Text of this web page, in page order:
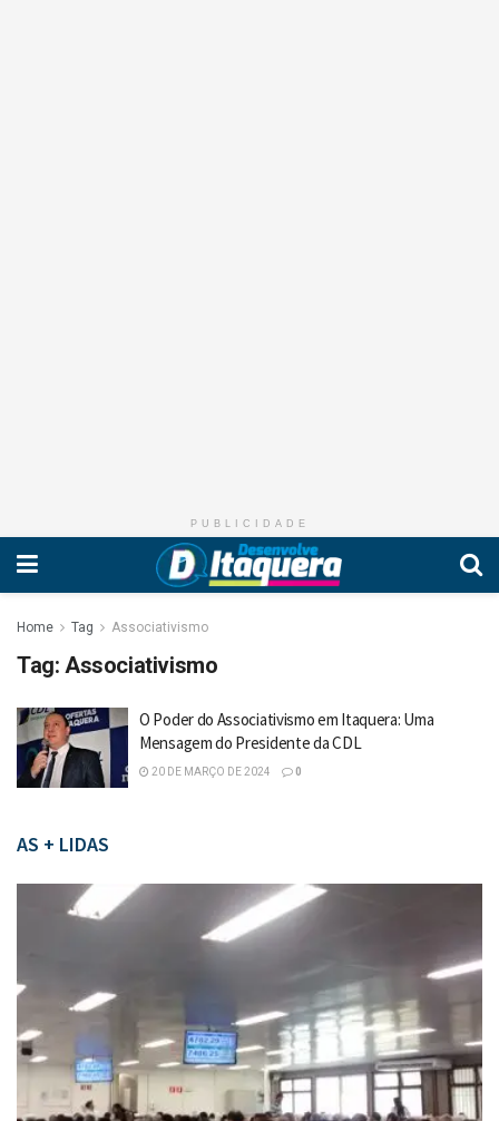
PUBLICIDADE
Home Tag Associativismo
Tag: Associativismo
O Poder do Associativismo em Itaquera: Uma
Mensagem do Presidente da CDL
20 DE MARÇO DE 2024 0
AS + LIDAS